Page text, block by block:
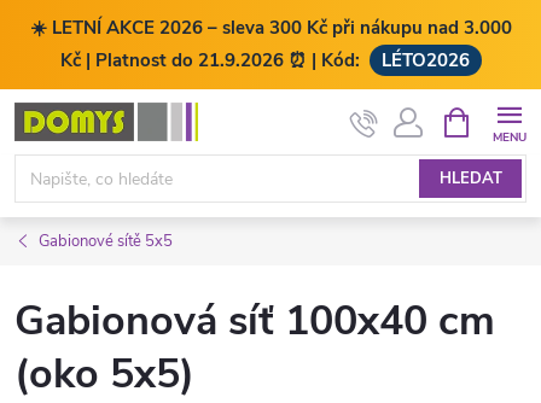
☀️ LETNÍ AKCE 2026 – sleva 300 Kč při nákupu nad 3.000
Kč | Platnost do 21.9.2026 ⏰ | Kód:
LÉTO2026
Přejít
obsah
HLEDAT
NÁKUPNÍ
KOŠÍK
Gabionové sítě 5x5
Gabionová síť 100x40 cm
(oko 5x5)